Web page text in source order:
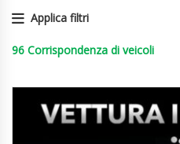
Applica filtri
96 Corrispondenza di veicoli